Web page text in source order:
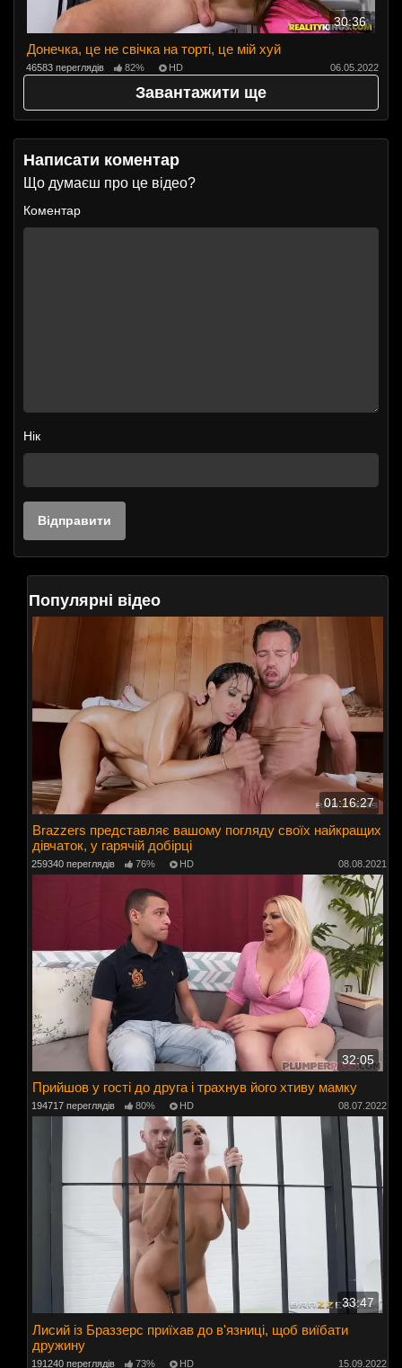
30:36
Донечка, це не свічка на торті, це мій хуй
46583 переглядів 82% HD 06.05.2022
Завантажити ще
Написати коментар
Що думаєш про це відео?
Коментар
Нік
Популярні відео
01:16:27
Brazzers представляє вашому погляду своїх найкращих
дівчаток, у гарячій добірці
259340 переглядів 76% HD 08.08.2021
32:05
Прийшов у гості до друга і трахнув його хтиву мамку
194717 переглядів 80% HD 08.07.2022
33:47
Лисий із Браззерс приїхав до в'язниці, щоб виїбати
дружину
191240 переглядів 73% HD 15.09.2022